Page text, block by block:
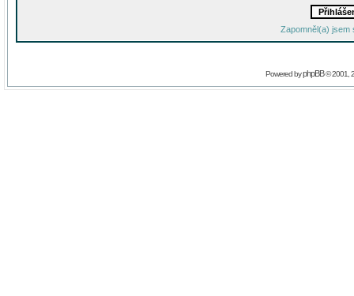
Zapomněl(a) jsem
Powered byphpBB© 2001,